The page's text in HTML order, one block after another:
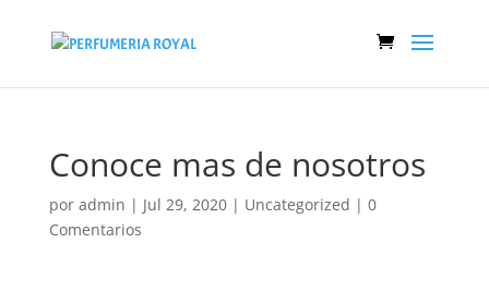
Conoce mas de nosotros
por admin | Jul 29, 2020| Uncategorized | 0
Comentarios